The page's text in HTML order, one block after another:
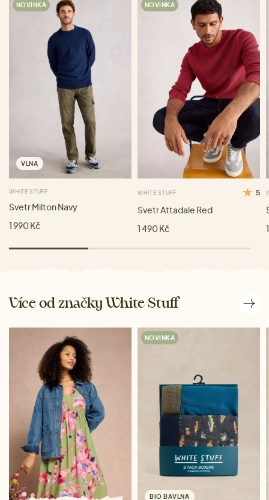
NOVINKA
VLNA
WHITE STUFF
Svetr Milton Navy
1 990 Kč
NOVINKA
WHITE STUFF 5
Svetr Attadale Red
1 490 Kč
Více od značky White Stuff
NOVINKA
BIO BAVLNA